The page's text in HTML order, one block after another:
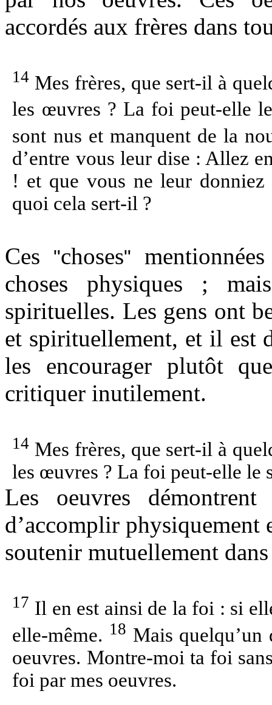
accordés aux frères dans
14 Mes frères, que sert-il à
les œuvres ? La foi peut-elle
sont nus et manquent de la
d’entre vous leur dise : Allez
! et que vous ne leur donniez
quoi cela sert-il ?
Ces "choses"
choses physiques ;
spirituelles. Les gens ont
et spirituellement, et il est
les encourager plutôt
critiquer inutilement.
14 Mes frères, que sert-il à
les œuvres ? La foi peut-elle le
Les oeuvres
d’accomplir
soutenir mutuellement
17 Il en est ainsi de la foi : si
elle-même. 18 Mais
oeuvres. Montre-moi ta foi
foi par mes oeuvres.